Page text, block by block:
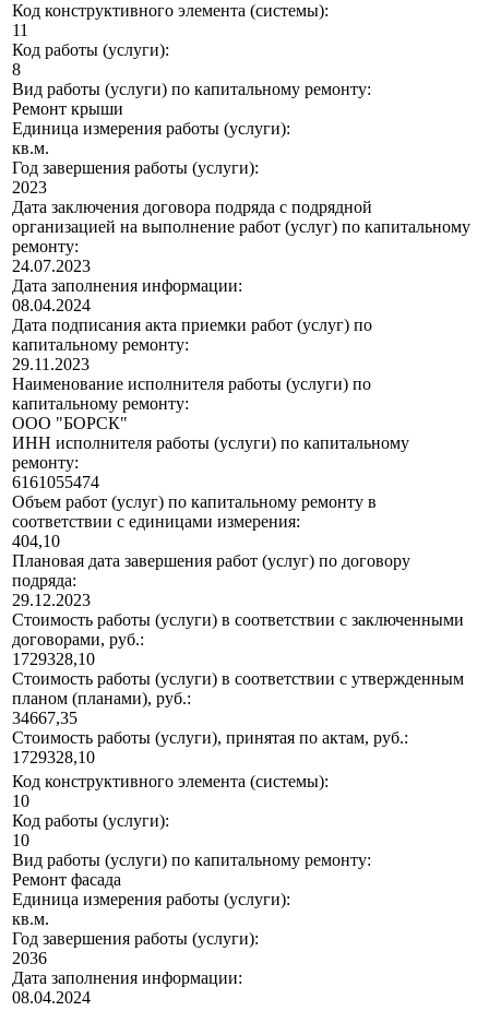
Код конструктивного элемента (системы):
11
Код работы (услуги):
8
Вид работы (услуги) по капитальному ремонту:
Ремонт крыши
Единица измерения работы (услуги):
кв.м.
Год завершения работы (услуги):
2023
Дата заключения договора подряда с подрядной
организацией на выполнение работ (услуг) по капитальному
ремонту:
24.07.2023
Дата заполнения информации:
08.04.2024
Дата подписания акта приемки работ (услуг) по
капитальному ремонту:
29.11.2023
Наименование исполнителя работы (услуги) по
капитальному ремонту:
ООО "БОРСК"
ИНН исполнителя работы (услуги) по капитальному
ремонту:
6161055474
Объем работ (услуг) по капитальному ремонту в
соответствии с единицами измерения:
404,10
Плановая дата завершения работ (услуг) по договору
подряда:
29.12.2023
Стоимость работы (услуги) в соответствии с заключенными
договорами, руб.:
1729328,10
Стоимость работы (услуги) в соответствии с утвержденным
планом (планами), руб.:
34667,35
Стоимость работы (услуги), принятая по актам, руб.:
1729328,10
Код конструктивного элемента (системы):
10
Код работы (услуги):
10
Вид работы (услуги) по капитальному ремонту:
Ремонт фасада
Единица измерения работы (услуги):
кв.м.
Год завершения работы (услуги):
2036
Дата заполнения информации:
08.04.2024